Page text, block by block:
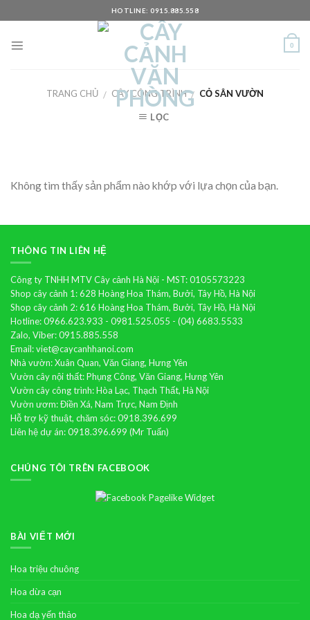
to
HOTLINE: 0915.885.558
0
TRANG CHỦ / CÂY CÔNG TRÌNH / CỎ SÂN VƯỜN
LỌC
Không tìm thấy sản phẩm nào khớp với lựa chọn của bạn.
THÔNG TIN LIÊN HỆ
Công ty TNHH MTV Cây cảnh Hà Nội - MST: 0105573223
Shop cây cảnh 1: 628 Hoàng Hoa Thám, Bưởi, Tây Hồ, Hà Nội
Shop cây cảnh 2: 616 Hoàng Hoa Thám, Bưởi, Tây Hồ, Hà Nội
Hotline: 0966.623.933 - 0981.525.055 - (04) 6683.5533
Zalo, Viber: 0915.885.558
Email: viet@caycanhhanoi.com
Nhà vườn: Xuân Quan, Văn Giang, Hưng Yên
Vườn cây nội thất: Phụng Công, Văn Giang, Hưng Yên
Vườn cây công trình: Hòa Lạc, Thạch Thất, Hà Nội
Vườn ươm: Điền Xá, Nam Trực, Nam Định
Hỗ trợ kỹ thuật, chăm sóc: 0918.396.699
Liên hệ dự án: 0918.396.699 (Mr Tuấn)
CHÚNG TÔI TRÊN FACEBOOK
BÀI VIẾT MỚI
Hoa triệu chuông
Hoa dừa cạn
Hoa dạ yến thảo